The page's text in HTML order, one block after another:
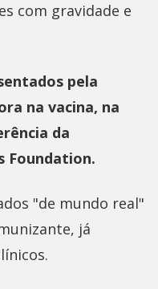
com gravidade e
pela
na vacina, na
da
Foundation.
"de mundo real"
já